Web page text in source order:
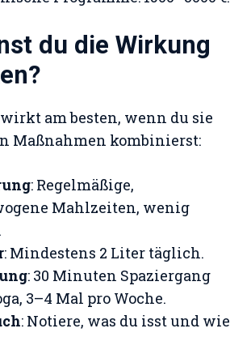
du die Wirkung
am besten, wenn du sie
Maßnahmen kombinierst:
: Regelmäßige,
Mahlzeiten, wenig
: Mindestens 2 Liter täglich.
: 30 Minuten Spaziergang
3–4 Mal pro Woche.
: Notiere, was du isst und wie